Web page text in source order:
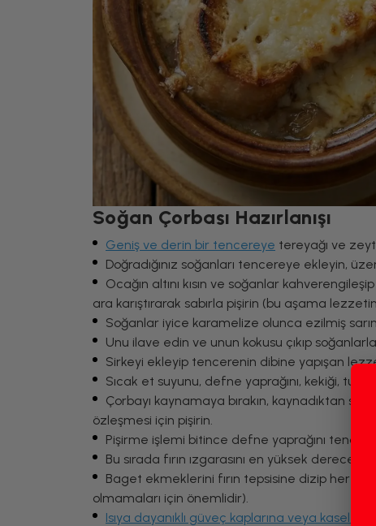
Soğan Çorbası Hazırlanışı
Geniş ve derin bir tencereye tereyağı ve
Doğradığınız soğanları tencereye ekleyin,
Ocağın altını kısın ve soğanlar
ara karıştırarak sabırla pişirin (bu aşama
Soğanlar iyice karamelize olunca ezilmiş
Unu ilave edin ve unun kokusu çıkıp
Sirkeyi ekleyip tencerenin dibine yapışan
Sıcak et suyunu, defne yaprağını, kekiği, tuzu
Çorbayı kaynamaya bırakın, kaynadıktan
özleşmesi için pişirin.
Pişirme işlemi bitince defne yaprağını
Bu sırada fırın ızgarasını en yüksek dereceye
Baget ekmeklerini fırın tepsisine dizip her iki
olmamaları için önemlidir).
Isıya dayanıklı güveç kaplarına veya kaselere